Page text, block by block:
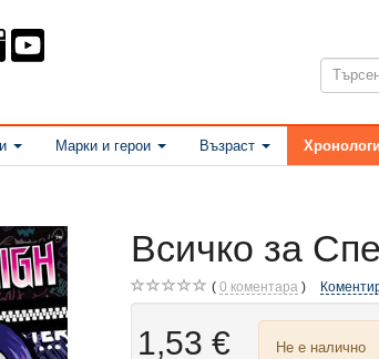
Марки и герои Възраст
Всичко за
0 коментара
1,53 €
Не е налично